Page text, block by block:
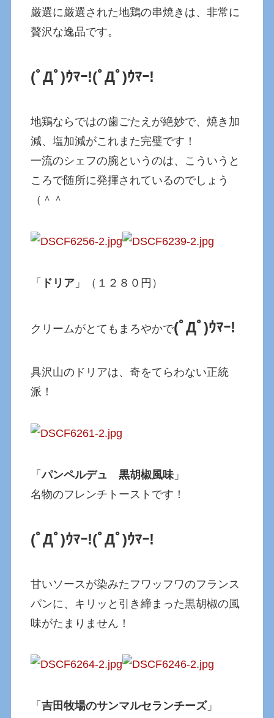
厳選に厳選された地鶏の串焼きは、非常に
贅沢な逸品です。
(ﾟДﾟ)ｳﾏｰ!(ﾟДﾟ)ｳﾏｰ!
地鶏ならではの歯ごたえが絶妙で、焼き加
減、塩加減がこれまた完璧です！
一流のシェフの腕というのは、こういうと
ころで随所に発揮されているのでしょう
（＾＾
「 ドリア 」（１２８０円）
クリームがとてもまろやかで(ﾟДﾟ)ｳﾏｰ!
具沢山のドリアは、奇をてらわない正統
派！
「パンペルデュ 黒胡椒風味 」
名物のフレンチトーストです！
(ﾟДﾟ)ｳﾏｰ!(ﾟДﾟ)ｳﾏｰ!
甘いソースが染みたフワッフワのフランス
パンに、キリッと引き締まった黒胡椒の風
味がたまりません！
「吉田牧場のサンマルセランチーズ」